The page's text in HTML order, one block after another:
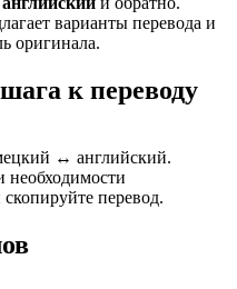
варианты перевода и
оригинала.
к переводу
↔ английский.
скопируйте перевод.